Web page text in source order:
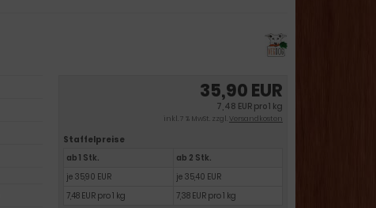
35,90 EUR
7,48 EUR pro 1 kg
inkl. 7 % MwSt. zzgl.Versandkosten
Staffelpreise
ab 1 Stk.
je 35,90 EUR
7,48 EUR pro 1 kg
ab 2 Stk.
je 35,40 EUR
7,38 EUR pro 1 kg